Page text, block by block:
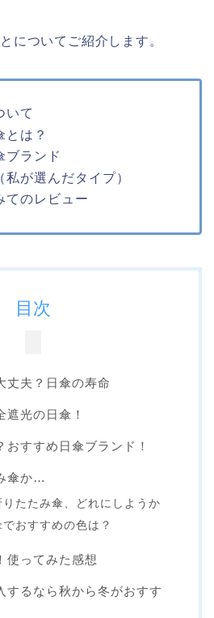
についてご紹介します。
いて
とは？
ブランド
私が選んだタイプ）
てのレビュー
目次
丈夫？日傘の寿命
遮光の日傘！
おすすめ日傘ブランド！
傘か…
たたみ傘、どれにしようか
おすすめの色は？
使ってみた感想
するなら秋から冬がおすす